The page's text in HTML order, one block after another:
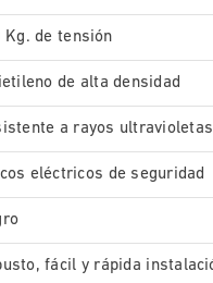
Kg. de tensión
de alta densidad
a rayos ultravioletas
eléctricos de seguridad
fácil y rápida